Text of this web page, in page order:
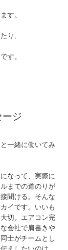
す。
り、
す。
ジ
一緒に働いてみ
なって、実際に
までの道のりが
聞ける。そんな
イです。いいも
切。エアコン完
会社で肩書きや
士がチームとし